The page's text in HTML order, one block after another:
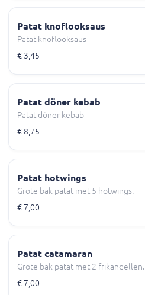
Patat knoflooksaus
Patat knoflooksaus
€ 3,45
Patat döner kebab
Patat döner kebab
€ 8,75
Patat hotwings
Grote bak patat met 5 hotwings.
€ 7,00
Patat catamaran
Grote bak patat met 2 frikandellen.
€ 7,00